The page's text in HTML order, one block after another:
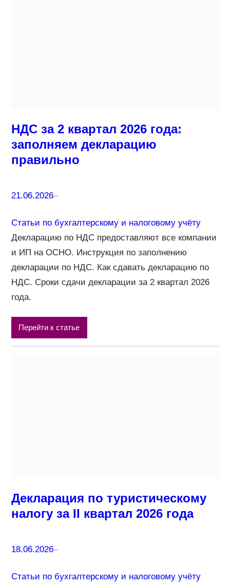
НДС за 2 квартал 2026 года:
заполняем декларацию
правильно
21.06.2026–
Статьи по бухгалтерскому и налоговому учёту
Декларацию по НДС предоставляют все компании
и ИП на ОСНО. Инструкция по заполнению
декларации по НДС. Как сдавать декларацию по
НДС. Сроки сдачи декларации за 2 квартал 2026
года.
Перейти к статье
Декларация по туристическому
налогу за II квартал 2026 года
18.06.2026–
Статьи по бухгалтерскому и налоговому учёту